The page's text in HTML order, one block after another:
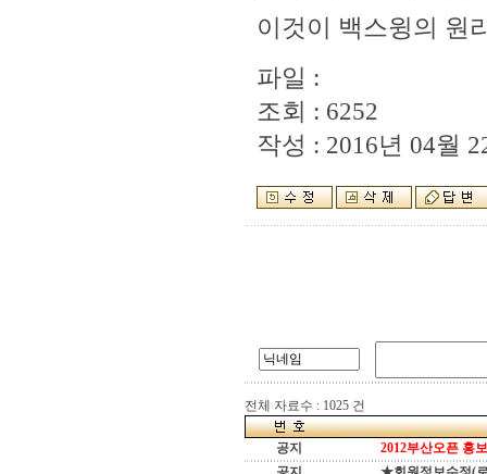
이것이 백스윙의 원
파일 :
조회 : 6252
작성 : 2016년 04월
전체 자료수 : 1025 건
공지
2012부산오픈 홍